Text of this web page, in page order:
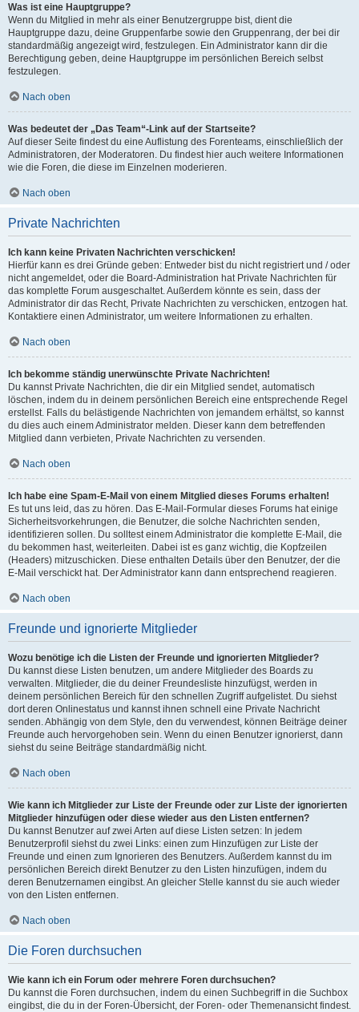
Was ist eine Hauptgruppe?
Wenn du Mitglied in mehr als einer Benutzergruppe bist, dient die
Hauptgruppe dazu, deine Gruppenfarbe sowie den Gruppenrang, der bei dir
standardmäßig angezeigt wird, festzulegen. Ein Administrator kann dir die
Berechtigung geben, deine Hauptgruppe im persönlichen Bereich selbst
festzulegen.
Nach oben
Was bedeutet der „Das Team“-Link auf der Startseite?
Auf dieser Seite findest du eine Auflistung des Forenteams, einschließlich der
Administratoren, der Moderatoren. Du findest hier auch weitere Informationen
wie die Foren, die diese im Einzelnen moderieren.
Nach oben
Private Nachrichten
Ich kann keine Privaten Nachrichten verschicken!
Hierfür kann es drei Gründe geben: Entweder bist du nicht registriert und / oder
nicht angemeldet, oder die Board-Administration hat Private Nachrichten für
das komplette Forum ausgeschaltet. Außerdem könnte es sein, dass der
Administrator dir das Recht, Private Nachrichten zu verschicken, entzogen hat.
Kontaktiere einen Administrator, um weitere Informationen zu erhalten.
Nach oben
Ich bekomme ständig unerwünschte Private Nachrichten!
Du kannst Private Nachrichten, die dir ein Mitglied sendet, automatisch
löschen, indem du in deinem persönlichen Bereich eine entsprechende Regel
erstellst. Falls du belästigende Nachrichten von jemandem erhältst, so kannst
du dies auch einem Administrator melden. Dieser kann dem betreffenden
Mitglied dann verbieten, Private Nachrichten zu versenden.
Nach oben
Ich habe eine Spam-E-Mail von einem Mitglied dieses Forums erhalten!
Es tut uns leid, das zu hören. Das E-Mail-Formular dieses Forums hat einige
Sicherheitsvorkehrungen, die Benutzer, die solche Nachrichten senden,
identifizieren sollen. Du solltest einem Administrator die komplette E-Mail, die
du bekommen hast, weiterleiten. Dabei ist es ganz wichtig, die Kopfzeilen
(Headers) mitzuschicken. Diese enthalten Details über den Benutzer, der die
E-Mail verschickt hat. Der Administrator kann dann entsprechend reagieren.
Nach oben
Freunde und ignorierte Mitglieder
Wozu benötige ich die Listen der Freunde und ignorierten Mitglieder?
Du kannst diese Listen benutzen, um andere Mitglieder des Boards zu
verwalten. Mitglieder, die du deiner Freundesliste hinzufügst, werden in
deinem persönlichen Bereich für den schnellen Zugriff aufgelistet. Du siehst
dort deren Onlinestatus und kannst ihnen schnell eine Private Nachricht
senden. Abhängig von dem Style, den du verwendest, können Beiträge deiner
Freunde auch hervorgehoben sein. Wenn du einen Benutzer ignorierst, dann
siehst du seine Beiträge standardmäßig nicht.
Nach oben
Wie kann ich Mitglieder zur Liste der Freunde oder zur Liste der ignorierten
Mitglieder hinzufügen oder diese wieder aus den Listen entfernen?
Du kannst Benutzer auf zwei Arten auf diese Listen setzen: In jedem
Benutzerprofil siehst du zwei Links: einen zum Hinzufügen zur Liste der
Freunde und einen zum Ignorieren des Benutzers. Außerdem kannst du im
persönlichen Bereich direkt Benutzer zu den Listen hinzufügen, indem du
deren Benutzernamen eingibst. An gleicher Stelle kannst du sie auch wieder
von den Listen entfernen.
Nach oben
Die Foren durchsuchen
Wie kann ich ein Forum oder mehrere Foren durchsuchen?
Du kannst die Foren durchsuchen, indem du einen Suchbegriff in die Suchbox
eingibst, die du in der Foren-Übersicht, der Foren- oder Themenansicht findest.